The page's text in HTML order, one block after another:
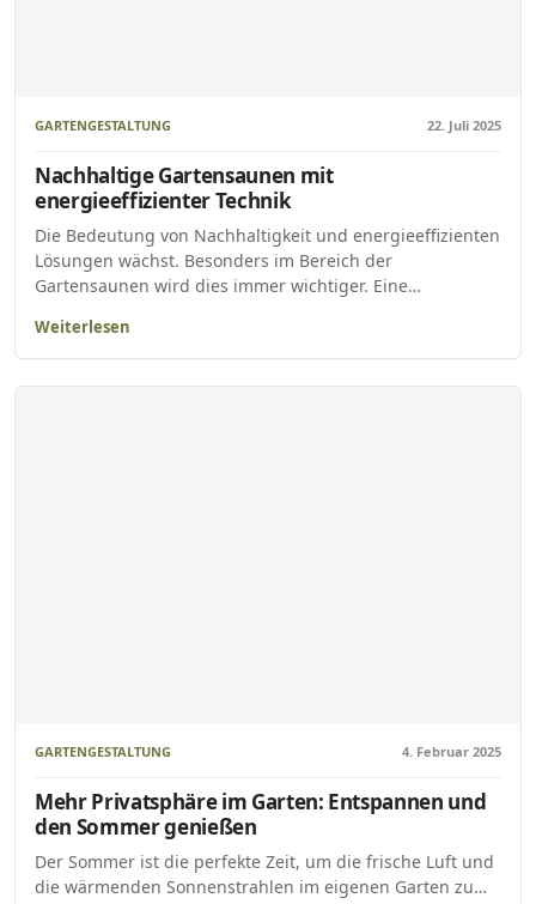
GARTENGESTALTUNG 22. Juli 2025
Nachhaltige Gartensaunen mit
energieeffizienter Technik
Die Bedeutung von Nachhaltigkeit und energieeffizienten
Lösungen wächst. Besonders im Bereich der
Gartensaunen wird dies immer wichtiger. Eine…
Weiterlesen
GARTENGESTALTUNG 4. Februar 2025
Mehr Privatsphäre im Garten: Entspannen und
den Sommer genießen
Der Sommer ist die perfekte Zeit, um die frische Luft und
die wärmenden Sonnenstrahlen im eigenen Garten zu…